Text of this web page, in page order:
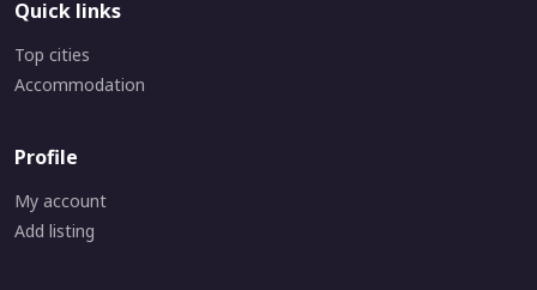
Quick links
Top cities
Accommodation
Profile
My account
Add listing